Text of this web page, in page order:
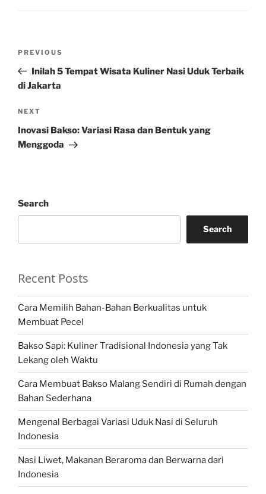
Previous
Post
PREVIOUS
Inilah 5 Tempat Wisata Kuliner Nasi Uduk Terbaik
di Jakarta
Next
Post
NEXT
Inovasi Bakso: Variasi Rasa dan Bentuk yang
Menggoda
Search
Search
Recent Posts
Cara Memilih Bahan-Bahan Berkualitas untuk
Membuat Pecel
Bakso Sapi: Kuliner Tradisional Indonesia yang Tak
Lekang oleh Waktu
Cara Membuat Bakso Malang Sendiri di Rumah dengan
Bahan Sederhana
Mengenal Berbagai Variasi Uduk Nasi di Seluruh
Indonesia
Nasi Liwet, Makanan Beraroma dan Berwarna dari
Indonesia